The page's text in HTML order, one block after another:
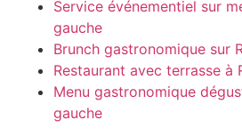
Service événementiel sur
gauche
Brunch gastronomique sur
Restaurant avec terrasse à
Menu gastronomique
gauche